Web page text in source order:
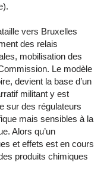
vers Bruxelles
des relais
mobilisation des
Le modèle
devient la base d’un
militant y est
sur des régulateurs
mais sensibles à la
Alors qu’un
et effets est en cours
produits chimiques